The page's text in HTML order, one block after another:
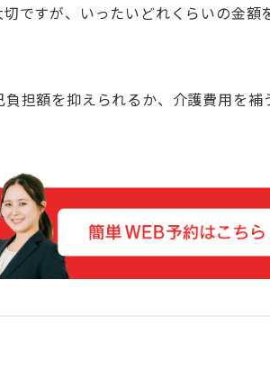
ですが、いったいどれくらいの金額
担額を抑えられるか、介護費用を補